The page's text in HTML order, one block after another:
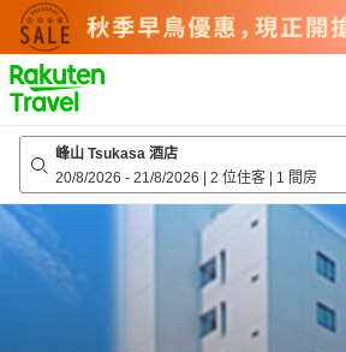
to
top
page
峰山 Tsukasa 酒店
20/8/2026 - 21/8/2026 | 2 位住客 | 1 間房